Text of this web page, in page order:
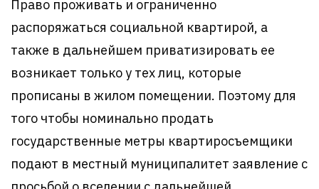
Право проживать и ограниченно
распоряжаться социальной квартирой, а
также в дальнейшем приватизировать ее
возникает только у тех лиц, которые
прописаны в жилом помещении. Поэтому для
того чтобы номинально продать
государственные метры квартиросъемщики
подают в местный муниципалитет заявление с